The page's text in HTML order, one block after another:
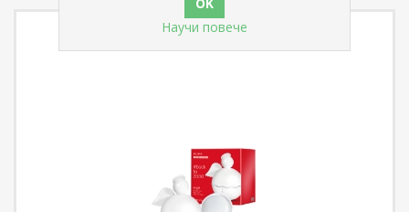
Научи повече